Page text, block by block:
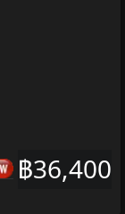
฿36,400